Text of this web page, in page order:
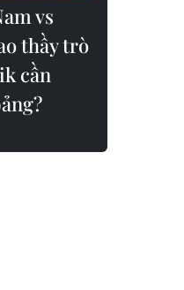
vs
thầy trò
cần